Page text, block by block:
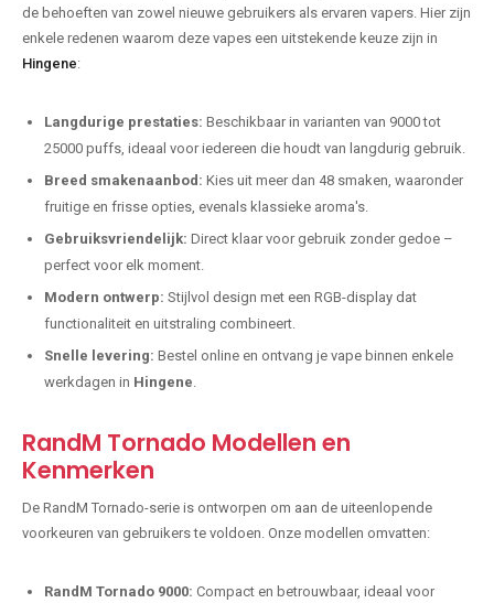
de behoeften van zowel nieuwe gebruikers als ervaren vapers. Hier zijn
enkele redenen waarom deze vapes een uitstekende keuze zijn in
Hingene:
Langdurige prestaties: Beschikbaar in varianten van 9000 tot
25000 puffs, ideaal voor iedereen die houdt van langdurig gebruik.
Breed smakenaanbod: Kies uit meer dan 48 smaken, waaronder
fruitige en frisse opties, evenals klassieke aroma's.
Gebruiksvriendelijk: Direct klaar voor gebruik zonder gedoe –
perfect voor elk moment.
Modern ontwerp: Stijlvol design met een RGB-display dat
functionaliteit en uitstraling combineert.
Snelle levering: Bestel online en ontvang je vape binnen enkele
werkdagen in Hingene
RandM Tornado Modellen en
Kenmerken
De RandM Tornado-serie is ontworpen om aan de uiteenlopende
voorkeuren van gebruikers te voldoen. Onze modellen omvatten:
RandM Tornado 9000: Compact en betrouwbaar, ideaal voor